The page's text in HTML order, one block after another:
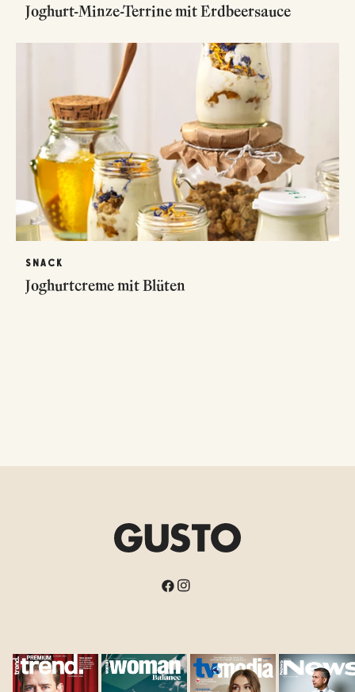
Joghurt-Minze-Terrine mit Erdbeersauce
SNACK
Joghurtcreme mit Blüten